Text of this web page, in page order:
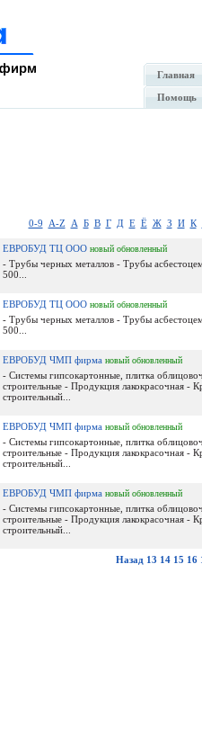
Главная
Помощь
0-9 A-Z А Б В Г Д Е Ё Ж З И К
ЕВРОБУД ТЦ ООО новый обновленный
- Трубы черных металлов - Трубы
500...
ЕВРОБУД ТЦ ООО новый обновленный
- Трубы черных металлов - Трубы
500...
ЕВРОБУД ЧМП фирма новый обновленный
- Системы гипсокартонные, плитка
строительные - Продукция лакокрасочная -
строительный...
ЕВРОБУД ЧМП фирма новый обновленный
- Системы гипсокартонные, плитка
строительные - Продукция лакокрасочная -
строительный...
ЕВРОБУД ЧМП фирма новый обновленный
- Системы гипсокартонные, плитка
строительные - Продукция лакокрасочная -
строительный...
Назад 13 14 15 16